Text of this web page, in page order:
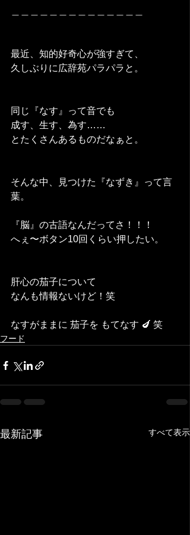
最近、知的好奇心が強すぎて、
久しぶりに広辞苑パラパラと。
同じ『なす』って音でも
成す、生す、為す……
とたくさんあるものだなぁと。
そんな中、見つけた『なずき』って言
葉。
『脳』の古語なんだってさ！！！
へぇ〜ボタン10回くらい押したい。
肝心の茄子について
なんも情報ないけど！笑
なすがままに 茄子を もてなす 🍆 笑
フード
最新記事 すべて表示